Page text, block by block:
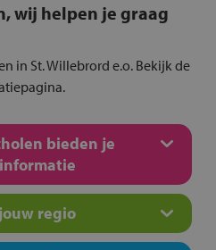
wij helpen je graag
in St. Willebrord e.o. Bekijk de
bieden je
regio